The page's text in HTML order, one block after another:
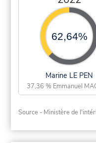
62,64%
Marine LE PEN
37,36 % Emmanuel
Source - Ministère de